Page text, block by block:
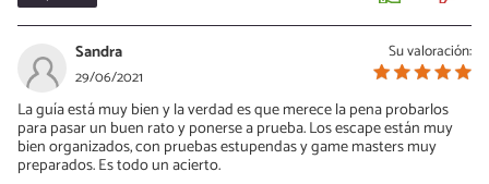
Su valoración:
Sandra
29/06/2021
La guía está muy bien y la verdad es que merece la pena probarlos
para pasar un buen rato y ponerse a prueba. Los escape están muy
bien organizados, con pruebas estupendas y game masters muy
preparados. Es todo un acierto.